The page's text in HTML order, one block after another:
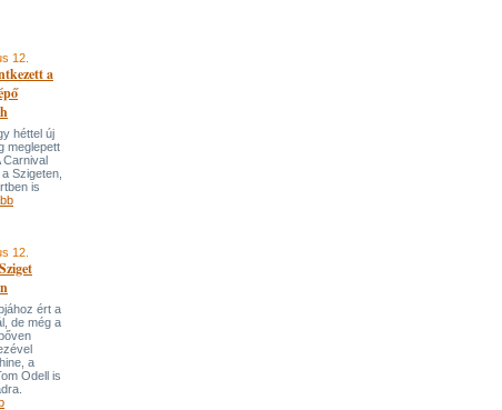
12.
a
héttel új
meglepett
Carnival
Szigeten,
is
12.
ért a
de még a
a
Odell is